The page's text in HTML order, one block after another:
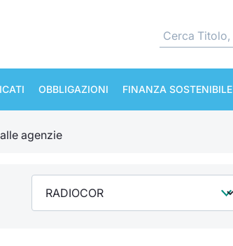
OBBLIGAZIONI FINANZA SOSTENIBILE
agenzie